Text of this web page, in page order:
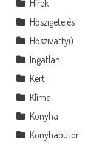
Hírek
Hőszigetelés
Hőszivattyú
Ingatlan
Kert
Klíma
Konyha
Konyhabútor